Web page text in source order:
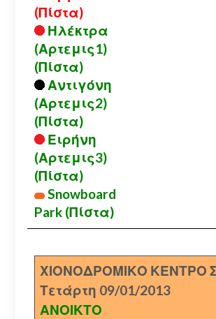
(Πίστα)
Ηλέκτρα
(Αρτεμις1)
(Πίστα)
Αντιγόνη
(Αρτεμις2)
(Πίστα)
Ειρήνη
(Αρτεμις3)
(Πίστα)
Snowboard
Park (Πίστα)
ΧΙΟΝΟΔΡΟΜΙΚΟ ΚΕΝΤΡΟ
Τετάρτη 09/01/2013
ΑΝΟΙΚΤΟ